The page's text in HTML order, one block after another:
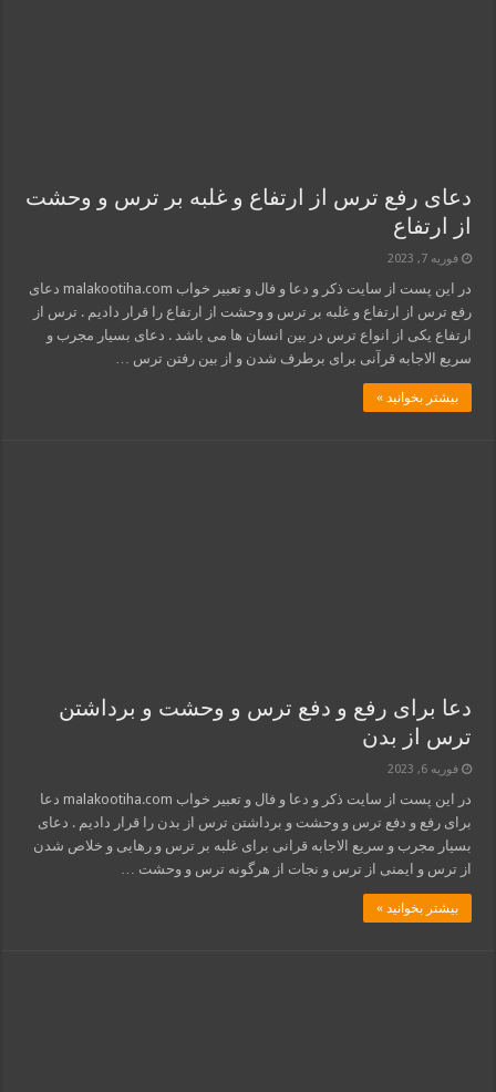
دعای رفع ترس از ارتفاع و غلبه بر ترس و وحشت
از ارتفاع
فوریه 7, 2023
در این پست از سایت ذکر و دعا و فال و تعبیر خواب malakootiha.com دعای
رفع ترس از ارتفاع و غلبه بر ترس و وحشت از ارتفاع را قرار دادیم . ترس از
ارتفاع یکی از انواع ترس در بین انسان ها می باشد . دعای بسیار مجرب و
سریع الاجابه قرآنی برای برطرف شدن و از بین رفتن ترس …
بیشتر بخوانید »
دعا برای رفع و دفع ترس و وحشت و برداشتن
ترس از بدن
فوریه 6, 2023
در این پست از سایت ذکر و دعا و فال و تعبیر خواب malakootiha.com دعا
برای رفع و دفع ترس و وحشت و برداشتن ترس از بدن را قرار دادیم . دعای
بسیار مجرب و سریع الاجابه قرانی برای غلبه بر ترس و رهایی و خلاص شدن
از ترس و ایمنی از ترس و نجات از هرگونه ترس و وحشت …
بیشتر بخوانید »